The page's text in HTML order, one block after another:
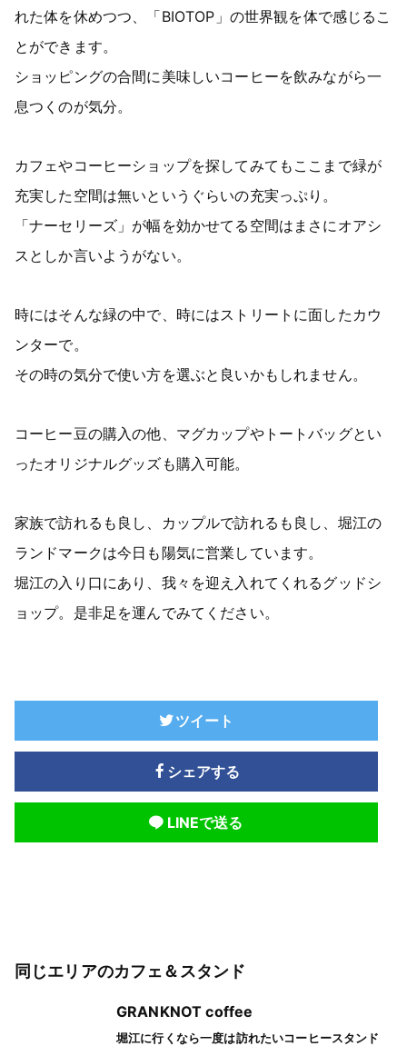
れた体を休めつつ、「BIOTOP」の世界観を体で感じるこ
とができます。
ショッピングの合間に美味しいコーヒーを飲みながら一
息つくのが気分。
カフェやコーヒーショップを探してみてもここまで緑が
充実した空間は無いというぐらいの充実っぷり。
「ナーセリーズ」が幅を効かせてる空間はまさにオアシ
スとしか言いようがない。
時にはそんな緑の中で、時にはストリートに面したカウ
ンターで。
その時の気分で使い方を選ぶと良いかもしれません。
コーヒー豆の購入の他、マグカップやトートバッグとい
ったオリジナルグッズも購入可能。
家族で訪れるも良し、カップルで訪れるも良し、堀江の
ランドマークは今日も陽気に営業しています。
堀江の入り口にあり、我々を迎え入れてくれるグッドシ
ョップ。是非足を運んでみてください。
ツイート
シェアする
LINEで送る
同じエリアのカフェ＆スタンド
GRANKNOT coffee
堀江に行くなら一度は訪れたいコーヒースタンド